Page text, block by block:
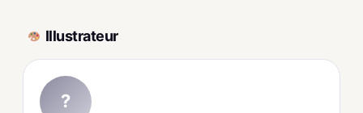
Illustrateur
?